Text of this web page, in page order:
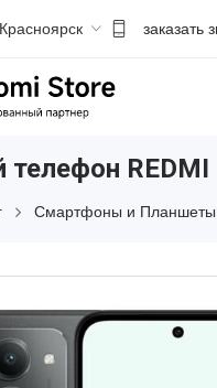
Красноярск заказать
REDMI
Смартфоны и Планшеты